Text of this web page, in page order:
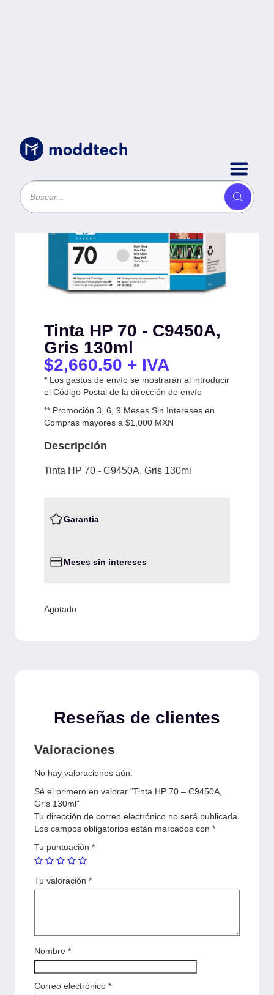
Tinta HP 70 - C9450A,
Gris 130ml
$2,660.50 + IVA
* Los gastos de envío se mostrarán al introducir
el Código Postal de la dirección de envío
** Promoción 3, 6, 9 Meses Sin Intereses en
Compras mayores a $1,000 MXN
Descripción
Tinta HP 70 - C9450A, Gris 130ml
Garantia
Meses sin intereses
Agotado
Reseñas de clientes
Valoraciones
No hay valoraciones aún.
Sé el primero en valorar “Tinta HP 70 – C9450A,
Gris 130ml”
Tu dirección de correo electrónico no será publicada.
Los campos obligatorios están marcados con *
Tu puntuación *
Tu valoración *
Nombre *
Correo electrónico *